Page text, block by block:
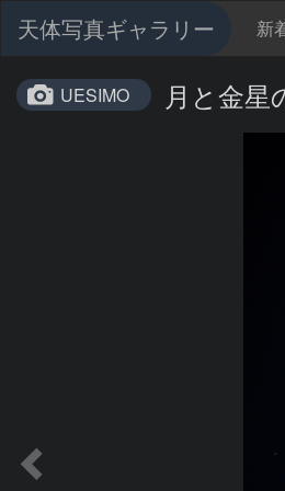
天体写真ギャラリー 新
UESIMO 月と金星